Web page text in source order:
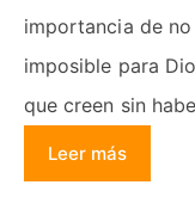
importancia de
imposible para
que creen sin
Leer más